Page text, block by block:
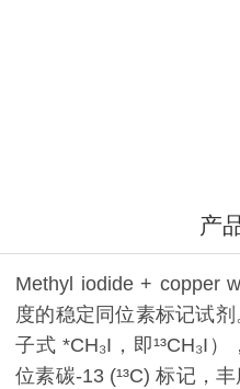
产
Methyl iodide + copper
度的稳定同位素标记试
子式 *CH₃I，即¹³CH₃I
位素碳-13 (¹³C) 标记，